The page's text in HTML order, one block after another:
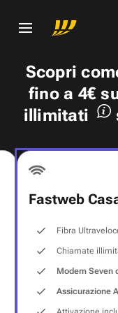
Scopri
fino a 4€
illimitati
Fastweb
Fibra
Chiamate
Modem Seven
Assicurazione